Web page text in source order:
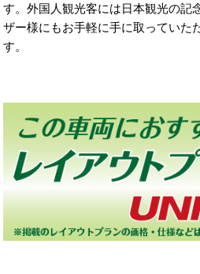
す。外国人観光客には日本観光の記
ザー様にもお手軽に手に取っていた
す。